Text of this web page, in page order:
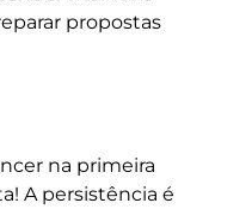
propostas
na primeira
A persistência é